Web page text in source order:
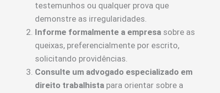
testemunhos ou qualquer prova que
demonstre as irregularidades.
Informe formalmente a empresa sobre as
queixas, preferencialmente por escrito,
solicitando providências.
Consulte um advogado especializado em
direito trabalhista para orientar sobre a